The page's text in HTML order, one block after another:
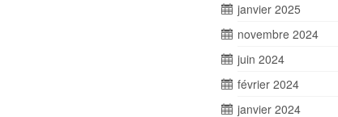
janvier 2025
novembre 2024
juin 2024
février 2024
janvier 2024